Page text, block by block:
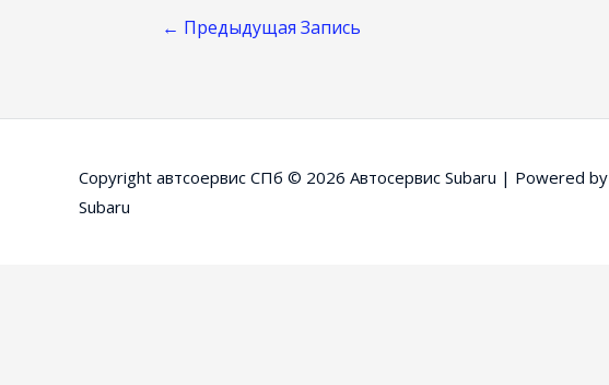
Навигация
← Предыдущая Запись
Copyright автсоервис СПб © 2026 Автосервис Subaru | Powered by
Subaru